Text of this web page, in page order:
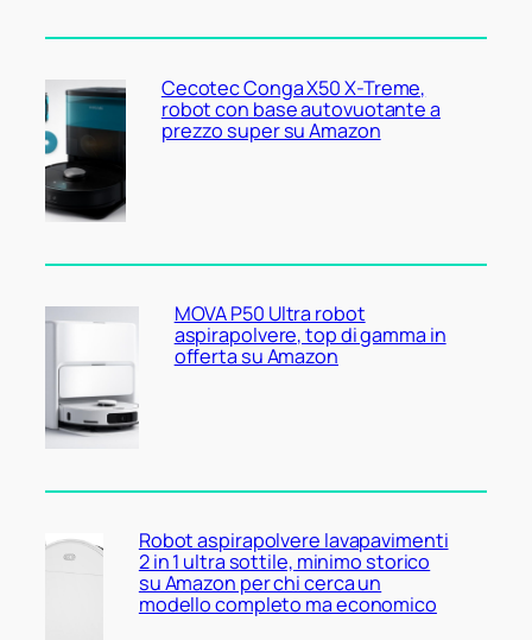
Cecotec Conga X50 X-Treme,
robot con base autovuotante a
prezzo super su Amazon
MOVA P50 Ultra robot
aspirapolvere, top di gamma in
offerta su Amazon
Robot aspirapolvere lavapavimenti
2 in 1 ultra sottile, minimo storico
su Amazon per chi cerca un
modello completo ma economico